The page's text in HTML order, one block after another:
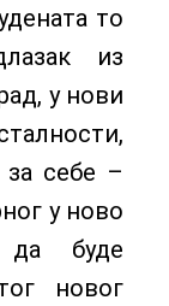
то
из
у нови
себе –
у ново
буде
новог